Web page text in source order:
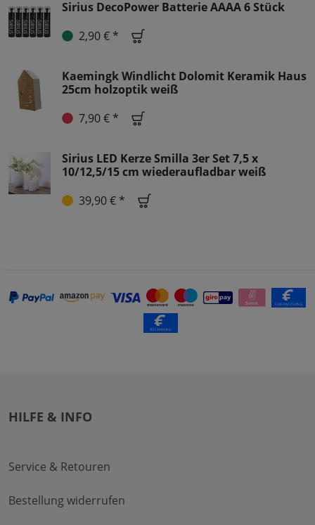
Sirius DecoPower Batterie AAAA 6 Stück
2,90 € *
Kaemingk Windlicht Dolomit Keramik Haus
25cm holzoptik weiß
7,90 € *
Sirius LED Kerze Smilla 3er Set 7,5 x
10/12,5/15 cm wiederaufladbar weiß
39,90 € *
HILFE & INFO
Service & Retouren
Bestellung widerrufen